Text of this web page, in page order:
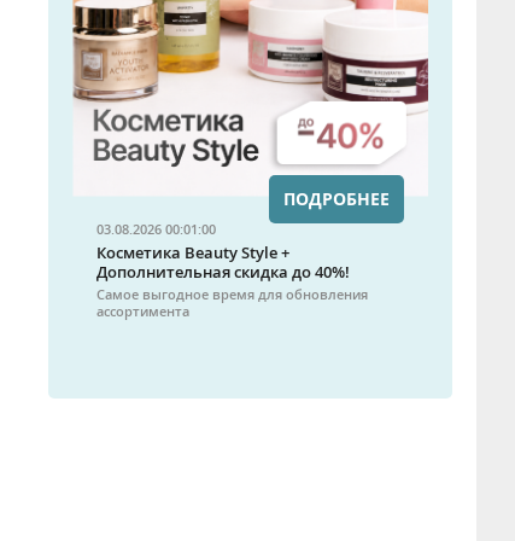
03.08.2026 00:01:00
Косметика Beauty Style +
Дополнительная скидка до 40%!
Самое выгодное время для обновления
ассортимента
ПОДРОБНЕЕ